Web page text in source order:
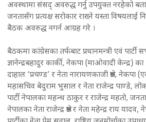
अवस्थामा संसद् अवरुद्ध गर्नु उपयुक्त नरहेको
जनतासँग प्रत्यक्ष सरोकार राख्ने यस्ता विषयलाई
बैठक अवरुद्ध नगर्न आग्रह गरे ।
बैठकमा कांग्रेसका तर्फबाट प्रधानमन्त्री एवं पार्टी
ज्ञानेन्द्रबहादुर कार्की, नेकपा (माओवादी केन्द्र)
दाहाल ‘प्रचण्ड’ र नेता नारायणकाजी श्रेष्ठ,
महासचिव बेदुराम भुसाल र नेता राजेन्द्र पाण्डे,
पार्टी नेपालका महन्थ ठाकुर र राजेन्द्र महतो, जनता
नेपालका नेता राजेन्द्र श्रेष्ठ र नेता महेन्द्र राय